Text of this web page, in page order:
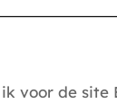
voor de site